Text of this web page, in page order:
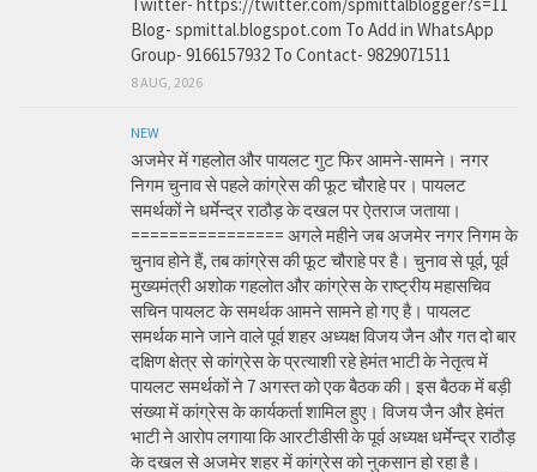
Blog- spmittal.blogspot.com To Add in WhatsApp
Group- 9166157932 To Contact- 9829071511
8 AUG, 2026
NEW
अजमेर में गहलोत और पायलट गुट फिर आमने-सामने। नगर
निगम चुनाव से पहले कांग्रेस की फूट चौराहे पर। पायलट
समर्थकों ने धर्मेन्द्र राठौड़ के दखल पर ऐतराज जताया।
================ अगले महीने जब अजमेर नगर निगम के
चुनाव होने हैं, तब कांग्रेस की फूट चौराहे पर है। चुनाव से पूर्व, पूर्व
मुख्यमंत्री अशोक गहलोत और कांग्रेस के राष्ट्रीय महासचिव
सचिन पायलट के समर्थक आमने सामने हो गए है। पायलट
समर्थक माने जाने वाले पूर्व शहर अध्यक्ष विजय जैन और गत दो बार
दक्षिण क्षेत्र से कांग्रेस के प्रत्याशी रहे हेमंत भाटी के नेतृत्व में
पायलट समर्थकों ने 7 अगस्त को एक बैठक की। इस बैठक में बड़ी
संख्या में कांग्रेस के कार्यकर्ता शामिल हुए। विजय जैन और हेमंत
भाटी ने आरोप लगाया कि आरटीडीसी के पूर्व अध्यक्ष धर्मेन्द्र राठौड़
के दखल से अजमेर शहर में कांग्रेस को नुकसान हो रहा है।